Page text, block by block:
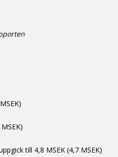
till 4,8 MSEK (4,7 MSEK)